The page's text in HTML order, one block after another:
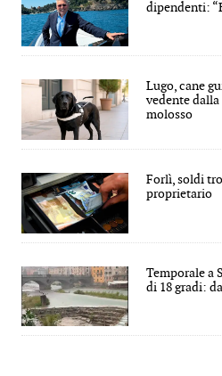
dipendenti:
Lugo, cane
vedente
molosso
Forlì, soldi
proprietario
Temporale a
di 18 gradi: